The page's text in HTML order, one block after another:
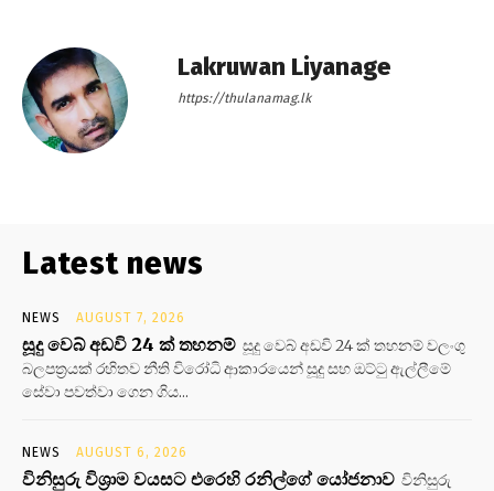
Lakruwan Liyanage
https://thulanamag.lk
Latest news
NEWS AUGUST 7, 2026
සූදු වෙබ් අඩවි 24 ක් තහනම් සූදු වෙබ් අඩවි 24 ක් තහනම් වලංගු
බලපත්‍රයක් රහිතව නීති විරෝධි ආකාරයෙන් සූදු සහ ඔට්ටු ඇල්ලීමේ
සේවා පවත්වා ගෙන ගිය...
NEWS AUGUST 6, 2026
විනිසුරු විශ්‍රාම වයසට එරෙහි රනිල්ගේ යෝජනාව විනිසුරු